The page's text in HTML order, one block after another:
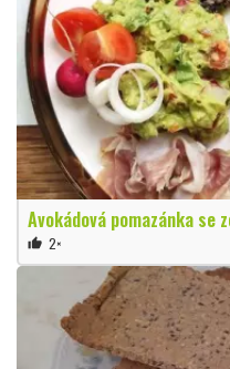
Avokádová pomazánka se
thumb_up 2×